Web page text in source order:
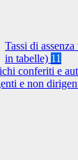
Tassi di
in tabelle) 11
conferiti e
e non